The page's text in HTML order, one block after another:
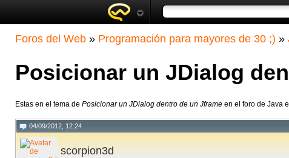
Foros del Web » Programación para mayores de 30 ;) »
Posicionar un JDialog
Estas en el tema de Posicionar un JDialog dentro de un Jframe en el foro de Java
04/09/2012, 12:24
scorpion3d